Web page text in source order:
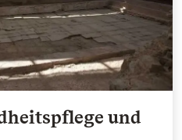
und